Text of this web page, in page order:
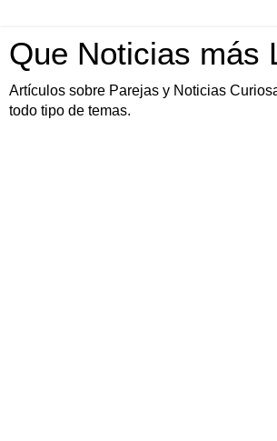
Que Noticias más
Artículos sobre Parejas y Noticias
todo tipo de temas.